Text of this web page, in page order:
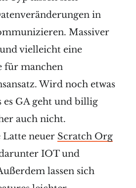
in
Massiver
vielleicht eine
für manchen
Wird noch etwas
es GA geht und billig
auch nicht.
Latte neuer Scratch Org
IOT und
lassen sich